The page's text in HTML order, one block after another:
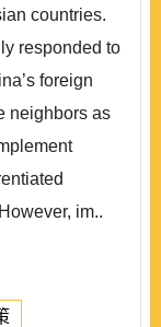
countries.
responded to
foreign
neighbors as
im..